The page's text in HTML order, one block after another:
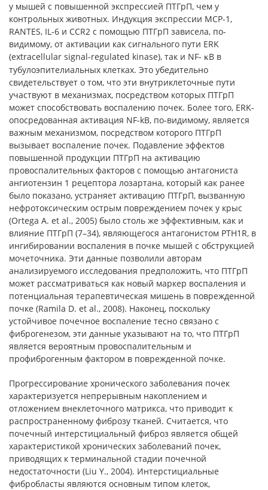
у мышей с повышенной экспрессией ПТГрП, чем у
контрольных животных. Индукция экспрессии MCP-1,
RANTES, IL-6 и CCR2 с помощью ПТГрП зависела, по-
видимому, от активации как сигнального пути ERK
(extracellular signal-regulated kinase), так и NF- κB в
тубулоэпителиальных клетках. Это убедительно
свидетельствует о том, что эти внутриклеточные пути
участвуют в механизмах, посредством которых ПТГрП
может способствовать воспалению почек. Более того, ERK-
опосредованная активация NF-kB, по-видимому, является
важным механизмом, посредством которого ПТГрП
вызывает воспаление почек. Подавление эффектов
повышенной продукции ПТГрП на активацию
провоспалительных факторов с помощью антагониста
ангиотензин 1 рецептора лозартана, который как ранее
было показано, устраняет активацию ПТГрП, вызванную
нефротоксическим острым повреждением почек у крыс
(Ortega A. et al., 2005) было столь же эффективным, как и
влияние ПТГрП (7–34), являющегося антагонистом PTH1R, в
ингибировании воспаления в почке мышей с обструкцией
мочеточника. Эти данные позволили авторам
анализируемого исследования предположить, что ПТГрП
может рассматриваться как новый маркер воспаления и
потенциальная терапевтическая мишень в поврежденной
почке (Ramila D. et al., 2008). Наконец, поскольку
устойчивое почечное воспаление тесно связано с
фиброгенезом, эти данные указывают на то, что ПТГрП
является вероятным провоспалительным и
профиброгенным фактором в поврежденной почке.
Прогрессирование хронического заболевания почек
характеризуется непрерывным накоплением и
отложением внеклеточного матрикса, что приводит к
распространенному фиброзу тканей. Считается, что
почечный интерстициальный фиброз является общей
характеристикой хронических заболеваний почек,
приводящих к терминальной стадии почечной
недостаточности (Liu Y., 2004). Интерстициальные
фибробласты являются основным типом клеток,